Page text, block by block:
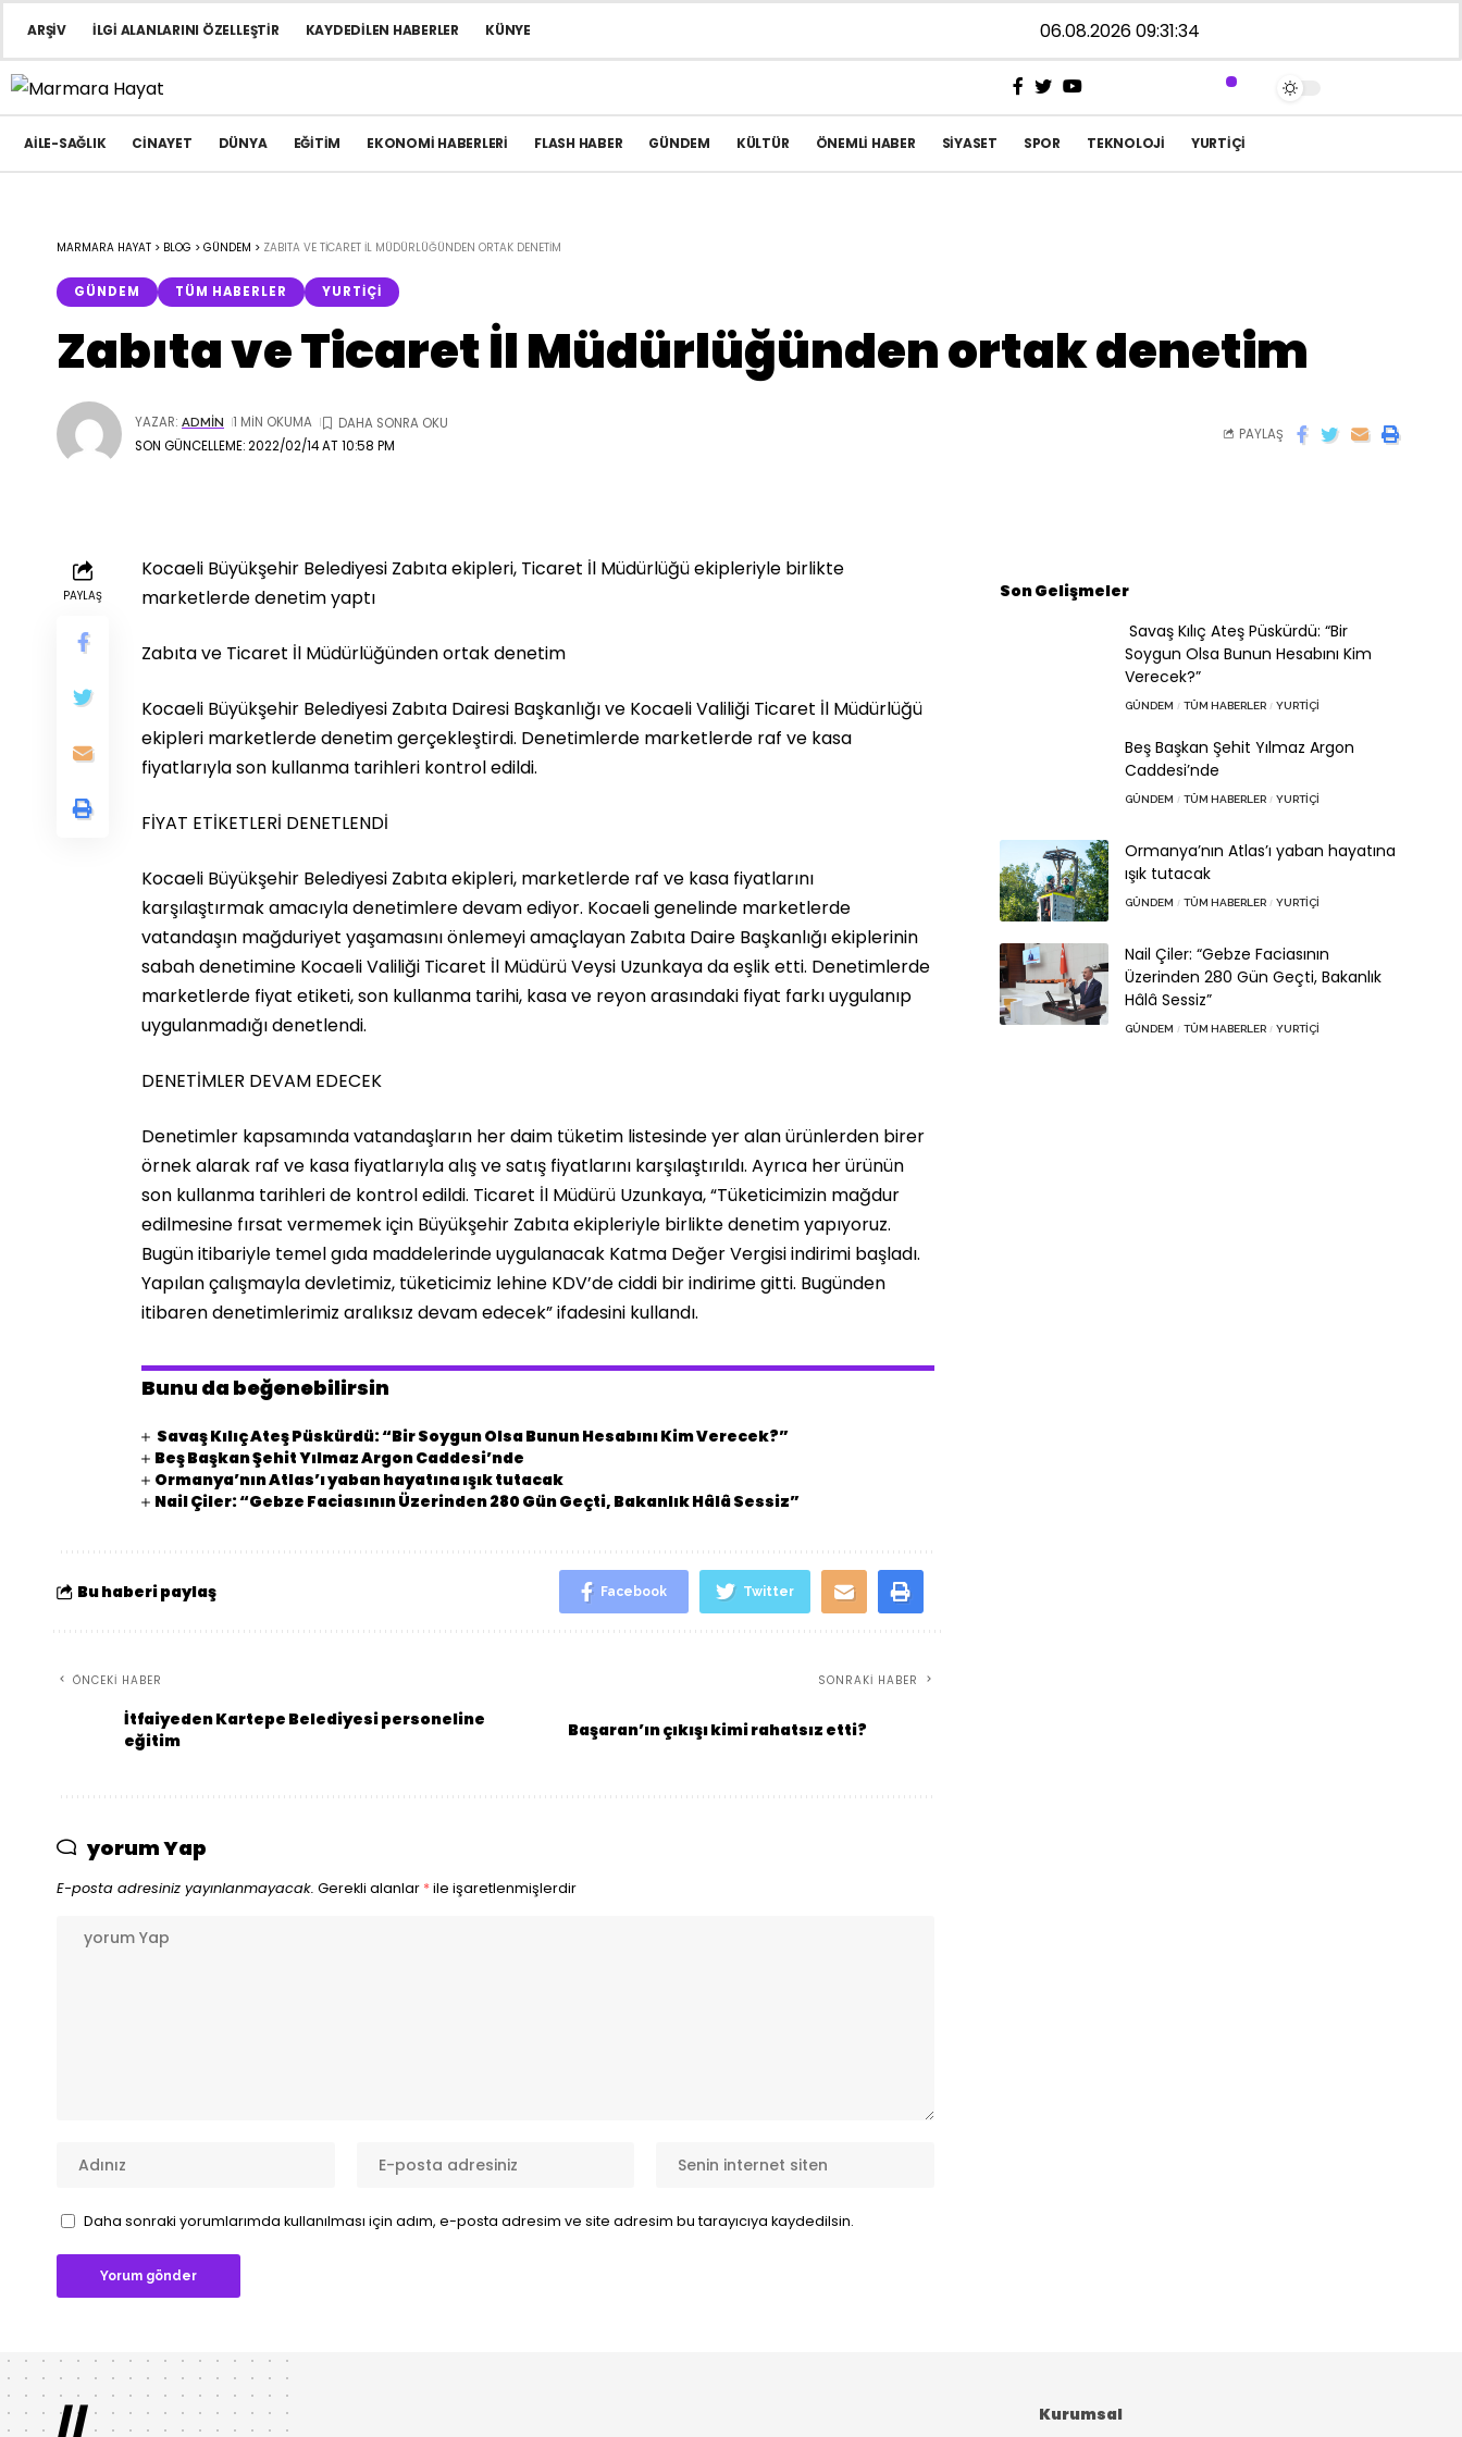
ARŞIV İLGI ALANLARINI ÖZELLEŞTIR KAYDEDILEN HABERLER KÜNYE 06.08.2026 09:31:34
AILE-SAĞLIK CINAYET DÜNYA EĞITIM EKONOMI HABERLERI FLASH HABER GÜNDEM KÜLTÜR ÖNEMLI HABER SIYASET SPOR TEKNOLOJI YURTIÇI
MARMARA HAYAT > BLOG > GÜNDEM > ZABITA VE TICARET İL MÜDÜRLÜĞÜNDEN ORTAK DENETIM
GÜNDEM TÜM HABERLER YURTIÇI
Zabıta ve Ticaret İl Müdürlüğünden ortak denetim
SON GÜNCELLEME: 2022/02/14 AT 10:58 PM
YAZAR: ADMIN 1 MIN OKUMA
PAYLAŞ
PAYLAŞ
Kocaeli Büyükşehir Belediyesi Zabıta ekipleri, Ticaret İl Müdürlüğü ekipleriyle birlikte
marketlerde denetim yaptı
Zabıta ve Ticaret İl Müdürlüğünden ortak denetim
Kocaeli Büyükşehir Belediyesi Zabıta Dairesi Başkanlığı ve Kocaeli Valiliği Ticaret İl Müdürlüğü
ekipleri marketlerde denetim gerçekleştirdi. Denetimlerde marketlerde raf ve kasa
fiyatlarıyla son kullanma tarihleri kontrol edildi.
FİYAT ETİKETLERİ DENETLENDİ
Kocaeli Büyükşehir Belediyesi Zabıta ekipleri, marketlerde raf ve kasa fiyatlarını
karşılaştırmak amacıyla denetimlere devam ediyor. Kocaeli genelinde marketlerde
vatandaşın mağduriyet yaşamasını önlemeyi amaçlayan Zabıta Daire Başkanlığı ekiplerinin
sabah denetimine Kocaeli Valiliği Ticaret İl Müdürü Veysi Uzunkaya da eşlik etti. Denetimlerde
marketlerde fiyat etiketi, son kullanma tarihi, kasa ve reyon arasındaki fiyat farkı uygulanıp
uygulanmadığı denetlendi.
DENETİMLER DEVAM EDECEK
Denetimler kapsamında vatandaşların her daim tüketim listesinde yer alan ürünlerden birer
örnek alarak raf ve kasa fiyatlarıyla alış ve satış fiyatlarını karşılaştırıldı. Ayrıca her ürünün
son kullanma tarihleri de kontrol edildi. Ticaret İl Müdürü Uzunkaya, “Tüketicimizin mağdur
edilmesine fırsat vermemek için Büyükşehir Zabıta ekipleriyle birlikte denetim yapıyoruz.
Bugün itibariyle temel gıda maddelerinde uygulanacak Katma Değer Vergisi indirimi başladı.
Yapılan çalışmayla devletimiz, tüketicimiz lehine KDV’de ciddi bir indirime gitti. Bugünden
itibaren denetimlerimiz aralıksız devam edecek” ifadesini kullandı.
Bunu da beğenebilirsin
Savaş Kılıç Ateş Püskürdü: “Bir Soygun Olsa Bunun Hesabını Kim Verecek?”
Beş Başkan Şehit Yılmaz Argon Caddesi’nde
Ormanya’nın Atlas’ı yaban hayatına ışık tutacak
Nail Çiler: “Gebze Faciasının Üzerinden 280 Gün Geçti, Bakanlık Hâlâ Sessiz”
Bu haberi paylaş Facebook Twitter
ÖNCEKI HABER
İtfaiyeden Kartepe Belediyesi personeline
eğitim
SONRAKI HABER
Başaran’ın çıkışı kimi rahatsız etti?
yorum Yap
E-posta adresiniz yayınlanmayacak. Gerekli alanlar *ile işaretlenmişlerdir
Daha sonraki yorumlarımda kullanılması için adım, e-posta adresim ve site adresim bu tarayıcıya kaydedilsin.
Son Gelişmeler
Savaş Kılıç Ateş Püskürdü: “Bir
Soygun Olsa Bunun Hesabını Kim
Verecek?”
GÜNDEM TÜM HABERLER YURTIÇI
Beş Başkan Şehit Yılmaz Argon
Caddesi’nde
GÜNDEM TÜM HABERLER YURTIÇI
Ormanya’nın Atlas’ı yaban hayatına
ışık tutacak
GÜNDEM TÜM HABERLER YURTIÇI
Nail Çiler: “Gebze Faciasının
Üzerinden 280 Gün Geçti, Bakanlık
Hâlâ Sessiz”
GÜNDEM TÜM HABERLER YURTIÇI
Kurumsal